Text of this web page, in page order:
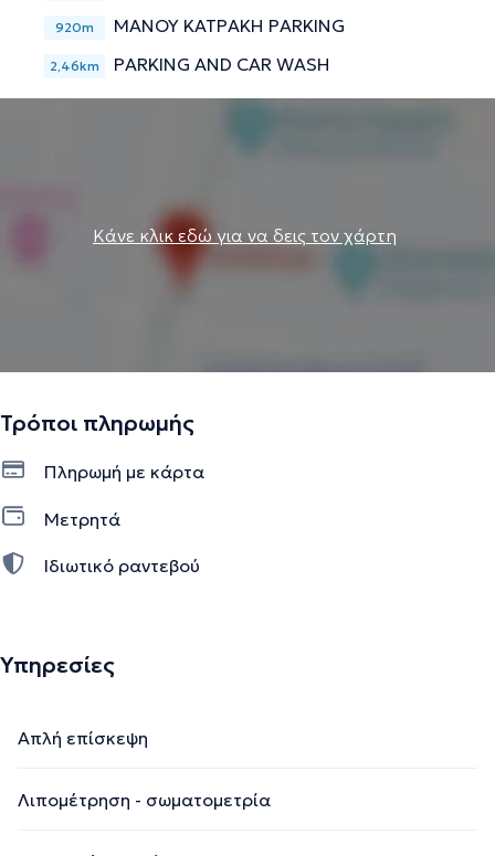
920m ΜΑΝΟΥ ΚΑΤΡΑΚΗ PARKING
2,46km PARKING AND CAR WASH
Κάνε κλικ εδώ για να δεις τον χάρτη
Τρόποι πληρωμής
Πληρωμή με κάρτα
Μετρητά
Ιδιωτικό ραντεβού
Υπηρεσίες
Απλή επίσκεψη
Λιπομέτρηση - σωματομετρία